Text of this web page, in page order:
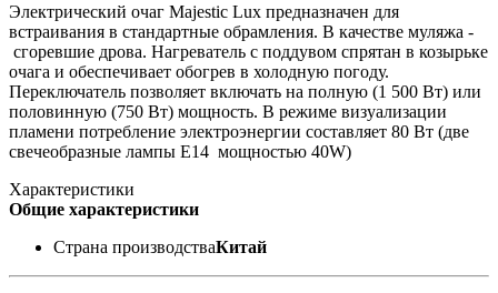
Электрический очаг Majestic Lux предназначен для
встраивания в стандартные обрамления. В качестве муляжа -
сгоревшие дрова. Нагреватель с поддувом спрятан в козырьке
очага и обеспечивает обогрев в холодную погоду.
Переключатель позволяет включать на полную (1 500 Вт) или
половинную (750 Вт) мощность. В режиме визуализации
пламени потребление электроэнергии составляет 80 Вт (две
свечеобразные лампы E14 мощностью 40W)
Характеристики
Общие характеристики
Страна производстваКитай